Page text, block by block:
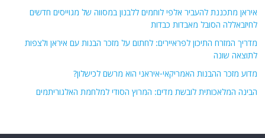
איראן מתכננת להעביר אלפי לוחמים ללבנון במסווה של מגוייסים חדשים
לחיזבאללה הסובל מאבדות כבדות
מדריך המזרח התיכון לפראיירים: לחתום על מזכר הבנות עם איראן ולצפות
לתוצאה שונה
מדוע מזכר ההבנות האמריקאי-איראני הוא מרשם לכישלון?
הבינה המלאכותית לובשת מדים: המרוץ הסודי למלחמת האלגוריתמים